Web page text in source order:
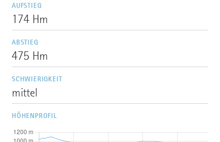
AUFSTIEG
174 Hm
ABSTIEG
475 Hm
SCHWIERIGKEIT
mittel
HÖHENPROFIL